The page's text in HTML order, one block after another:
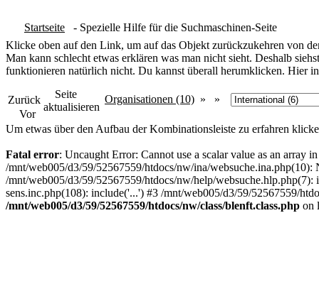
Startseite
- Spezielle Hilfe für die Suchmaschinen-Seite
Klicke oben auf den Link, um auf das Objekt zurückzukehren von
Man kann schlecht etwas erklären was man nicht sieht. Deshalb
funktionieren natürlich nicht. Du kannst überall herumklicken. Hier
Zurück
Vor
Seite
aktualisieren
Organisationen (10) » »
Um etwas über den Aufbau der Kombinationsleiste zu erfahren
Fatal error: Uncaught Error: Cannot use a scalar value as an array
/mnt/web005/d3/59/52567559/htdocs/nw/ina/
/mnt/web005/d3/59/52567559/htdocs/nw/help/
sens.inc.php(108): include('...') #3 /mnt/web005/d3/59/52567559/
/mnt/web005/d3/59/52567559/htdocs/nw/class/blenft.class.php on